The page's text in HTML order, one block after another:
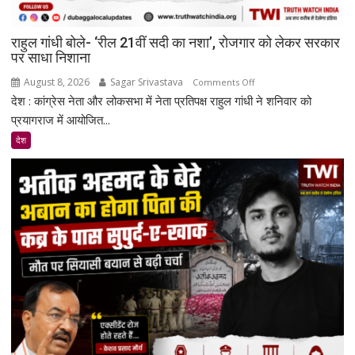
राहुल गांधी बोले- ‘रील 21वीं सदी का नशा’, रोजगार को लेकर सरकार
पर साधा निशाना
August 8, 2026 Sagar Srivastava Comments Offon
राहुल
21वीं
का
नशा’,
रोजगार
को
लेकर
निशाना
देश : कांग्रेस नेता और लोकसभा में नेता प्रतिपक्ष राहुल गांधी ने शनिवार को
प्रयागराज में आयोजित...
देश